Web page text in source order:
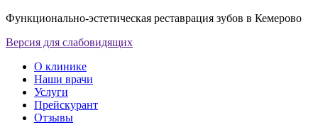
Функционально-эстетическая реставрация зубов в Кемерово
Версия для слабовидящих
О клинике
Наши врачи
Услуги
Прейскурант
Отзывы